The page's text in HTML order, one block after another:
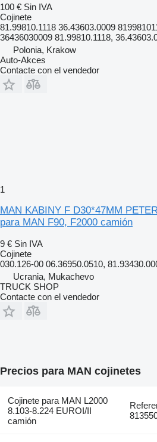
100 € Sin IVA
Cojinete
81.99810.1118 36.43603.0009
36436030009 81.99810.1118,
Polonia, Krakow
Auto-Akces
Contacte con el vendedor
1
MAN KABINY F D30*47MM
para MAN F90, F2000 camión
9 € Sin IVA
Cojinete
030.126-00 06.36950.0510,
Ucrania, Mukachevo
TRUCK SHOP
Contacte con el vendedor
Precios para MAN cojinetes
Cojinete para MAN L2000
8.103-8.224 EUROI/II
camión